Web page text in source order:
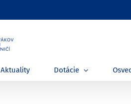
Aktuality Dotácie